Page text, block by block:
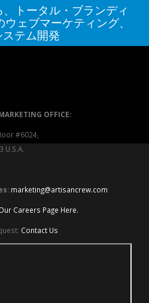
、トータル・ブランディ
ェブマーケティング、
テム開発
OFFICE:
#6024,
U.S.A.
marketing@artisancrew.com
Careers Page Here.
Contact Us